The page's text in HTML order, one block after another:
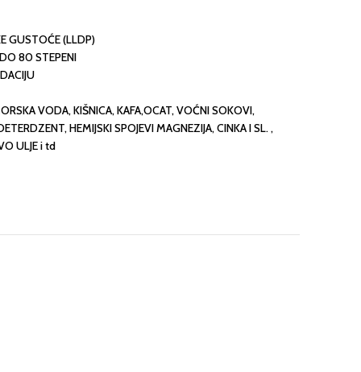
GUSTOĆE (LLDP)
80 STEPENI
VODA, KIŠNICA, KAFA,OCAT, VOĆNI SOKOVI,
HEMIJSKI SPOJEVI MAGNEZIJA, CINKA I SL. ,
ULJE i td